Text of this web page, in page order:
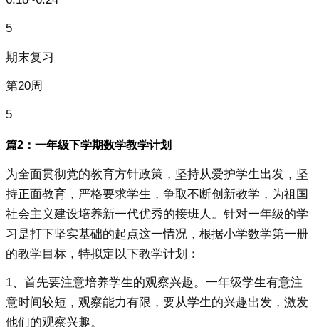
5
期末复习
第20周
5
篇2：一年级下学期数学教学计划
为全面贯彻党的教育方针政策，坚持从爱护学生出发，坚
持正面教育，严格要求学生，争取不断创新教学，为祖国
社会主义建设培养新一代优秀的接班人。针对一年级的学
习是打下坚实基础的起点这一情况，根据小学数学第一册
的教学目标，特拟定以下教学计划：
1、首先要注意培养学生的观察兴趣。一年级学生有意注
意时间较短，观察能力有限，要从学生的兴趣出发，激发
他们的观察兴趣。